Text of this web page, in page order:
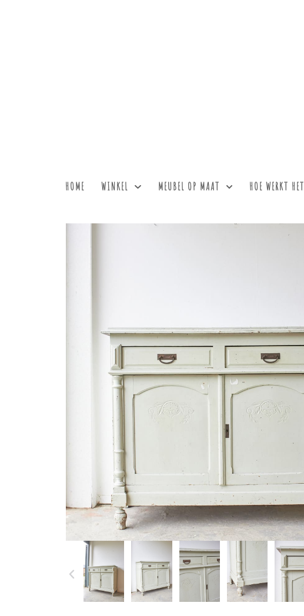
HOME WINKEL MEUBEL OP MAAT HOE WERKT HET